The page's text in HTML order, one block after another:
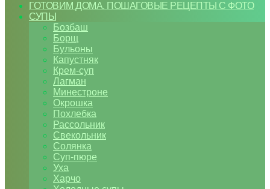
ГОТОВИМ ДОМА. ПОШАГОВЫЕ РЕЦЕПТЫ С ФОТО
СУПЫ
Бозбаш
Борщ
Бульоны
Капустняк
Крем-суп
Лагман
Минестроне
Окрошка
Похлебка
Рассольник
Свекольник
Солянка
Суп-пюре
Уха
Харчо